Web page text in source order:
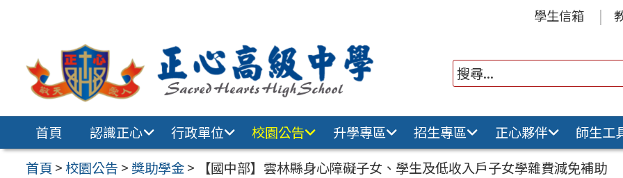
學生信箱
首頁 認識正心 行政單位 校園公告 升學專區 招生專區 正心夥伴
師生工
首頁 >校園公告 > 獎助學金> 【國中部】雲林縣身心障礙子女、學生及低收入戶子女學雜費減免補助